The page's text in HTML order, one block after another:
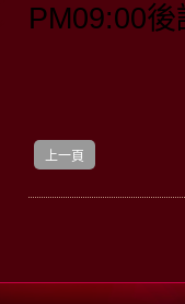
PM09:00
上一頁